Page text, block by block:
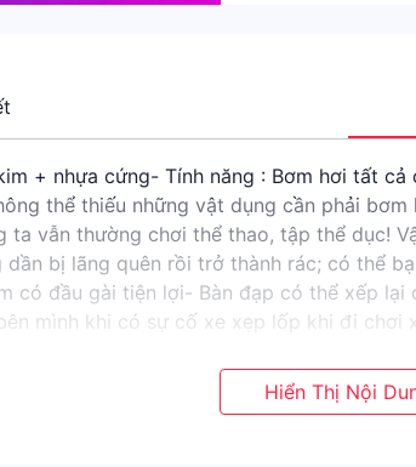
+ nhựa cứng- Tính năng : Bơm hơi tất
thể thiếu những vật dụng cần phải
ta vẫn thường chơi thể thao, tập thể dục!
bị lãng quên rồi trở thành rác; có thể
có đầu gài tiện lợi- Bàn đạp có thể xếp
mình khi có sự cố xe xẹp lốp khi đi